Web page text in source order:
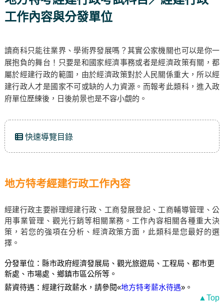
工作內容與分發單位
讀商科只能往業界、學術界發展嗎？其實公家機關也可以是你一
展抱負的舞台！只要是和國家經濟事務或者是經濟政策有關，都
屬於經建行政的範圍，由於經濟政策對於人民關係重大，所以經
建行政人才是國家不可或缺的人力資源。而報考此類科，進入政
府單位歷練後，日後前景也是不容小覷的。
快速導覽目錄
地方特考經建行政工作內容
經建行政主要辦理經建行政、工商發展登記、工商輔導管理、公
用事業管理、觀光行銷等相關業務。工作內容相關各種重大決
策，若您的強項在分析、經濟政策方面，此類科是您最好的選
擇。
分發單位：縣市政府經濟發展局、觀光旅遊局、工程局、都市更
新處、市場處、鄉鎮市區公所等。
薪資待遇：經建行政薪水，請參閱«地方特考薪水待遇»。
▲Top